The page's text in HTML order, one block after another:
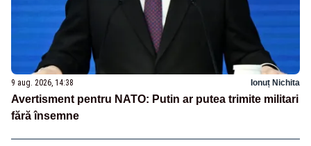
9 aug. 2026, 14:38 Ionuț Nichita
Avertisment pentru NATO: Putin ar putea trimite militari
fără însemne